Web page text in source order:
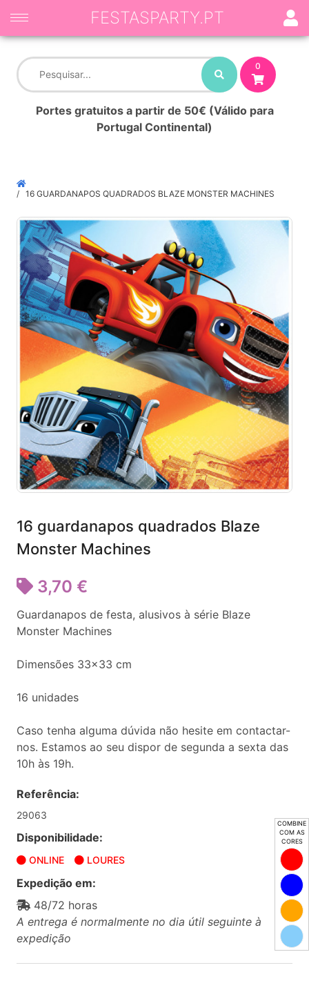
COMBINE
COM AS
CORES
0
Portes gratuitos a partir de 50€ (Válido para
Portugal Continental)
FESTASPARTY.PT
16 GUARDANAPOS QUADRADOS BLAZE MONSTER MACHINES
16 guardanapos quadrados Blaze
Monster Machines
3,70 €
Guardanapos de festa, alusivos à série Blaze
Monster Machines
Dimensões 33x33 cm
16 unidades
Caso tenha alguma dúvida não hesite em contactar-
nos. Estamos ao seu dispor de segunda a sexta das
10h às 19h.
Referência:
29063
Disponibilidade:
ONLINE LOURES
Expedição em:
48/72 horas
A entrega é normalmente no dia útil seguinte à
expedição